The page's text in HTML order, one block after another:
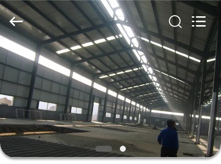
ZU
HAUSE
PRODUKTE
VIDEOS
Fabrication
Co.,
Ltd..
All
Rights
Reserved.